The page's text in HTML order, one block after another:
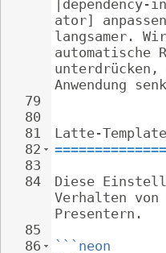
79
80
81
82
83
84
85
86
ator]
langsamer.
Anwendung
Latte-
Diese
Verhalten von
Presentern.
```neon